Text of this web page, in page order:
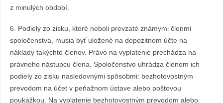
z minulých období.
6. Podiely zo zisku, ktoré neboli prevzaté známymi členmi
spoločenstva, musia byť uložené na depozitnom účte na
náklady takýchto členov. Právo na vyplatenie prechádza na
právneho nástupcu člena. Spoločenstvo uhrádza členom ich
podiely zo zisku nasledovnými spôsobmi: bezhotovostným
prevodom na účet v peňažnom ústave alebo poštovou
poukážkou. Na vyplatenie bezhotovostným prevodom alebo